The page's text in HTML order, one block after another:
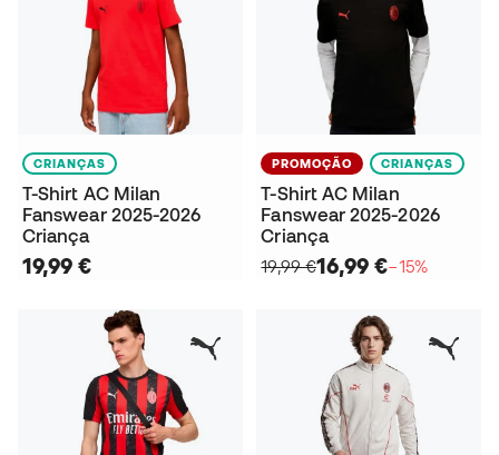
CRIANÇAS
T-Shirt AC Milan
Fanswear 2025-2026
Criança
19,99 €
PROMOÇÃO CRIANÇAS
T-Shirt AC Milan
Fanswear 2025-2026
Criança
19,99 €16,99 €−15%